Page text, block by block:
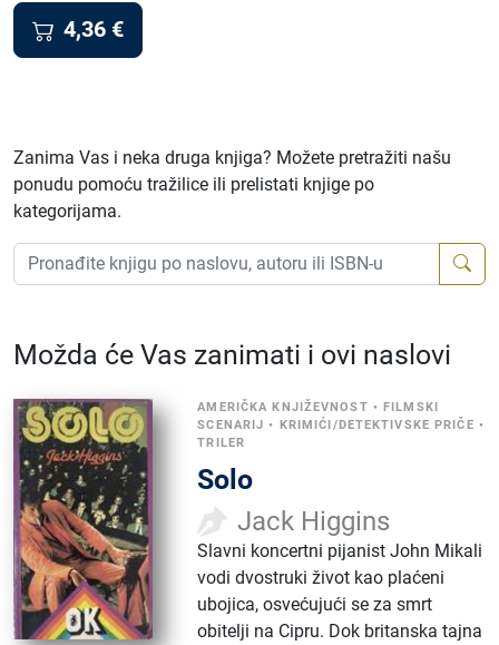
4,36 €
Zanima Vas i neka druga knjiga? Možete pretražiti našu
ponudu pomoću tražilice ili prelistati knjige po
kategorijama.
Možda će Vas zanimati i ovi naslovi
AMERIČKA KNJIŽEVNOST •FILMSKI
SCENARIJ • KRIMIĆI/DETEKTIVSKE PRIČE •
TRILER
Solo
Jack Higgins
Slavni koncertni pijanist John Mikali
vodi dvostruki život kao plaćeni
ubojica, osvećujući se za smrt
obitelji na Cipru. Dok britanska tajna